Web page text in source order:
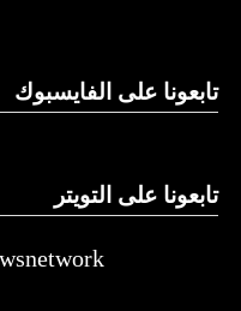
النهار
تابعونا على الفايسبوك
تابعونا على التويتر